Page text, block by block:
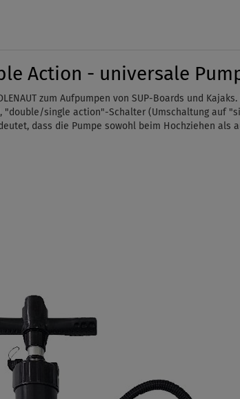
Action - universale
zum Aufpumpen von SUP-Boards und
"double/single action"-Schalter (Umschaltung auf
dass die Pumpe sowohl beim Hochziehen als